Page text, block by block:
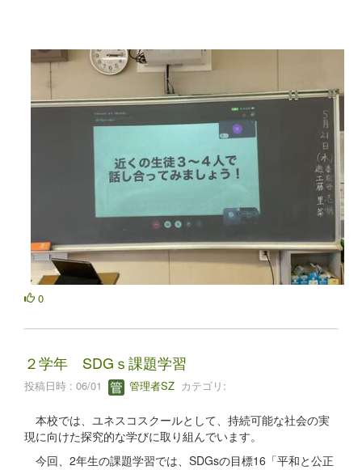
0
２学年 SDGｓ課題学習
投稿日時 : 06/01 管理者SZ カテゴリ:
本校では、ユネスコスクールとして、持続可能な社会の実
現に向けた探究的な学びに取り組んでいます。
今回、2年生の課題学習では、SDGsの目標16「平和と公正